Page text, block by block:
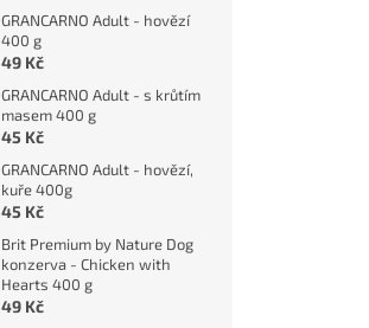
GRANCARNO Adult - hovězí
400 g
49 Kč
GRANCARNO Adult - s krůtím
masem 400 g
45 Kč
GRANCARNO Adult - hovězí,
kuře 400g
45 Kč
Brit Premium by Nature Dog
konzerva - Chicken with
Hearts 400 g
49 Kč